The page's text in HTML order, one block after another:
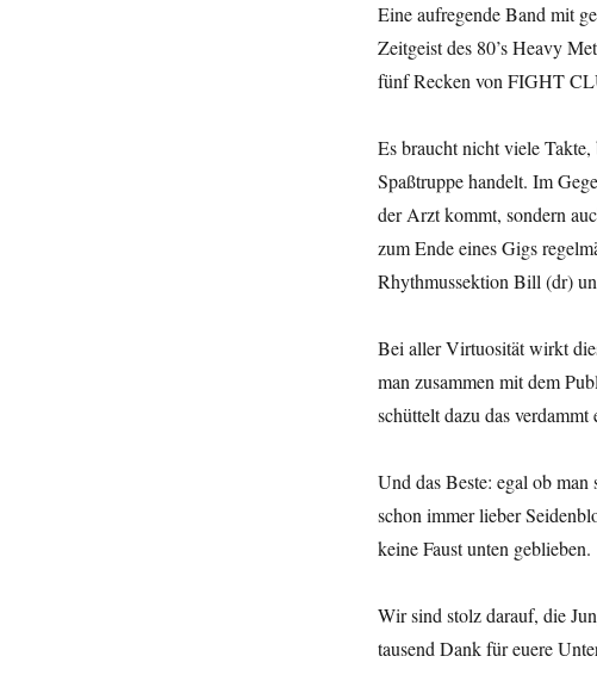
Eine aufregende Band mit
Zeitgeist des 80’s Heavy
fünf Recken von FIGHT
Es braucht nicht viele Takte,
Spaßtruppe handelt. Im
der Arzt kommt, sondern
zum Ende eines Gigs
Rhythmussektion Bill (dr)
Bei aller Virtuosität wirkt
man zusammen mit dem
schüttelt dazu das
Und das Beste: egal ob
schon immer lieber
keine Faust unten geblieben.
Wir sind stolz darauf, die
tausend Dank für euere